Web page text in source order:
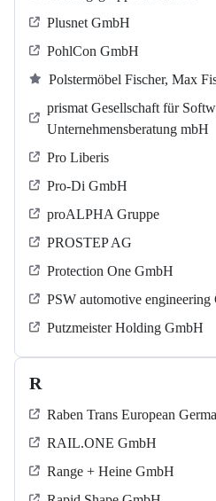
Plusnet GmbH
PohlCon GmbH
Polstermöbel Fischer, Max
prismat Gesellschaft für
Unternehmensberatung mbH
Pro Liberis
Pro-Di GmbH
proALPHA Gruppe
PROSTEP AG
Protection One GmbH
PSW automotive engineering
Putzmeister Holding GmbH
R
Raben Trans European
RAIL.ONE GmbH
Range + Heine GmbH